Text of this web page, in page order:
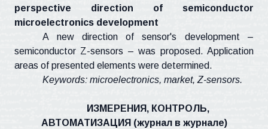
perspective direction of semiconductor
microelectronics development
A new direction of sensor's development –
semiconductor Z-sensors – was proposed. Application
areas of presented elements were determined.
Keywords: microelectronics, market, Z-sensors.
ИЗМЕРЕНИЯ, КОНТРОЛЬ,
АВТОМАТИЗАЦИЯ (журнал в журнале)